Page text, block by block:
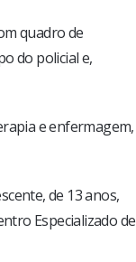
quadro de
do policial e,
e enfermagem,
de 13 anos,
Especializado de